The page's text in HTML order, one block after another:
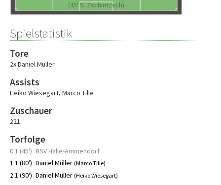
(45' S. Zschintzsch)
Spielstatistik
Tore
2x Daniel Müller
Assists
Heiko Wiesegart, Marco Tille
Zuschauer
221
Torfolge
0:1 (45') BSV Halle-Ammendorf
1:1 (80') Daniel Müller (Marco Tille)
2:1 (90') Daniel Müller (Heiko Wiesegart)